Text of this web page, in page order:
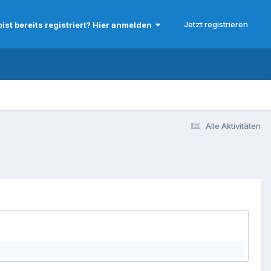
bereits registriert? Hier anmelden Jetzt registrieren
Alle Aktivitäten